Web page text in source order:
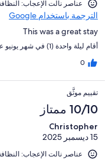
عناصر نالت الإعجاب: ⁦النظافة⁩، و⁦العاملون ومستوى الخدمة⁩، و⁦وسائل الراحة⁩
الترجمة باستخدام Google
This was a great stay
أقام ليلة واحدة (1) في شهر يونيو عام 2025
0
تقييم موثَّق
10/10 ممتاز
Christopher
15 ديسمبر 2025
عناصر نالت الإعجاب: ⁦النظافة⁩ و⁦حالة المنشأة ومرافقها⁩